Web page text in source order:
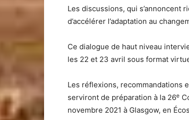
Les discussions, qui s’annoncent
d’accélérer l’adaptation au
Ce dialogue de haut niveau
les 22 et 23 avril sous format
Les réflexions, recommandations
serviront de préparation à la 26e
novembre 2021 à Glasgow, en